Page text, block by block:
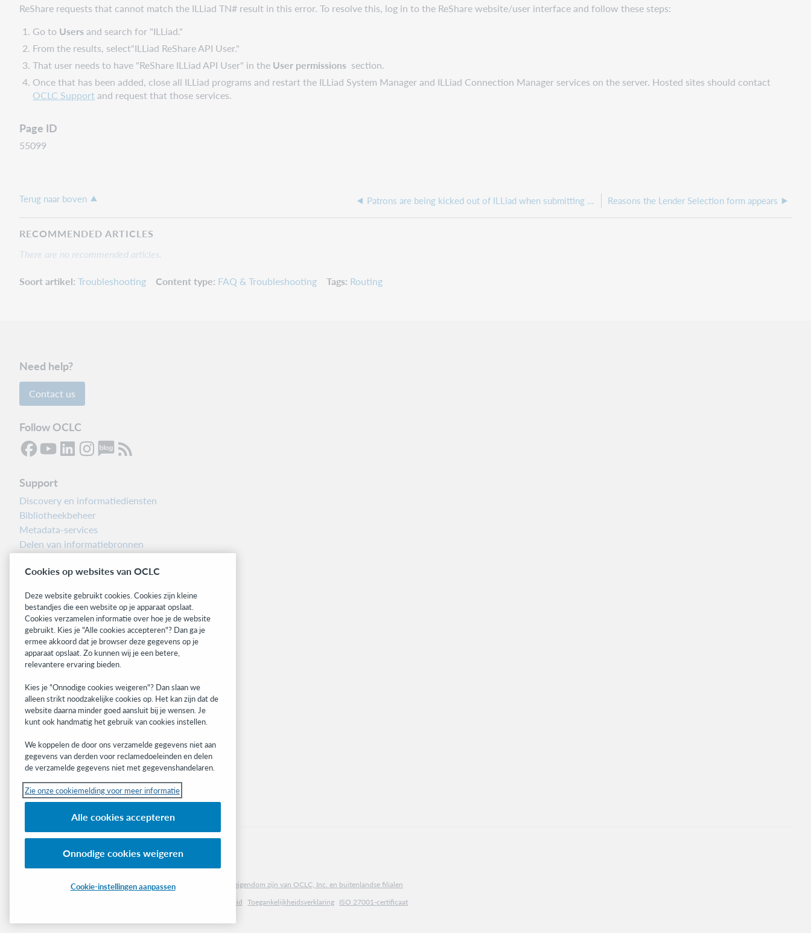
ReShare requests that cannot match the ILLiad TN# result in this error. To resolve this, log in to the ReShare website/user interface and follow these steps:
Go to Usersand search for "ILLiad."
From the results, select"ILLiad ReShare API User."
That user needs to have "ReShare ILLiad API User" in the User permissions section.
Once that has been added, close all ILLiad programs and restart the ILLiad System Manager and ILLiad Connection Manager services on the server. Hosted sites should contact
OCLC Supportand request that those services.
Page ID
55099
Terug naar boven Patrons are being kicked out of ILLiad when submitting requests after EZproxy Authentication Reasons the Lender Selection form appears
RECOMMENDED ARTICLES
There are no recommended articles.
Soort artikel Troubleshooting Content type FAQ & Troubleshooting Tags Routing
Need help?
Contact us
Follow OCLC
Support
Discovery en informatiediensten
Bibliotheekbeheer
Metadata-services
Delen van informatiebronnen
Informatie over releases
Related sites
OCLC.org
BibFormats
Community
WebJunction
Developer Network
Get the latest product updates, research,
events, and much more—right to your inbox.
Subscribe now
(Inter)nationale product- en/of dienstnamen die het eigendom zijn van OCLC, Inc. en buitenlandse filialen
Privacybeleid Toegankelijkheidsverklaring ISO 27001-certificaat
Cookies op websites van OCLC
Deze website gebruikt cookies. Cookies zijn kleine
bestandjes die een website op je apparaat opslaat.
Cookies verzamelen informatie over hoe je de website
gebruikt. Kies je "Alle cookies accepteren"? Dan ga je
ermee akkoord dat je browser deze gegevens op je
apparaat opslaat. Zo kunnen wij je een betere,
relevantere ervaring bieden.
Kies je "Onnodige cookies weigeren"? Dan slaan we
alleen strikt noodzakelijke cookies op. Het kan zijn dat de
website daarna minder goed aansluit bij je wensen. Je
kunt ook handmatig het gebruik van cookies instellen.
We koppelen de door ons verzamelde gegevens niet aan
gegevens van derden voor reclamedoeleinden en delen
de verzamelde gegevens niet met gegevenshandelaren.
Zie onze cookiemelding voor meer informatie
Alle cookies accepteren
Onnodige cookies weigeren
Cookie-instellingen aanpassen